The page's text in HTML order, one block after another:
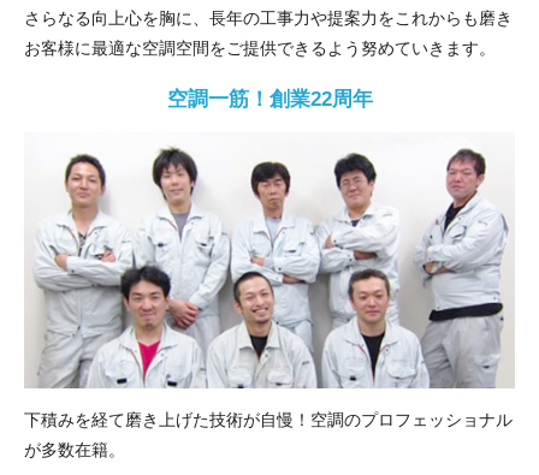
さらなる向上心を胸に、長年の工事力や提案力をこれからも磨き
お客様に最適な空調空間をご提供できるよう努めていきます。
空調一筋！創業22周年
下積みを経て磨き上げた技術が自慢！空調のプロフェッショナル
が多数在籍。